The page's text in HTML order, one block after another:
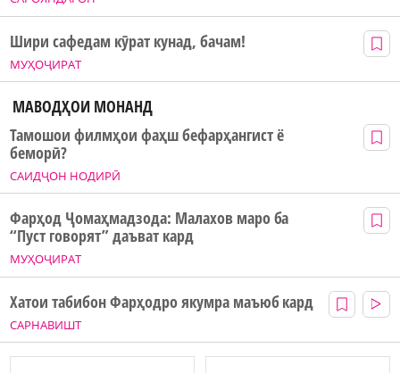
МУҲОҶИРАТ
Шири сафедам кӯрат кунад, бачам!
МАВОДҲОИ МОНАНД
САИДҶОН НОДИРӢ
Тамошои филмҳои фаҳш бефарҳангист ё
беморӣ?
МУҲОҶИРАТ
Фарҳод Ҷомаҳмадзода: Малахов маро ба
“Пуст говорят” даъват кард
САРНАВИШТ
Хатои табибон Фарҳодро якумра маъюб кард